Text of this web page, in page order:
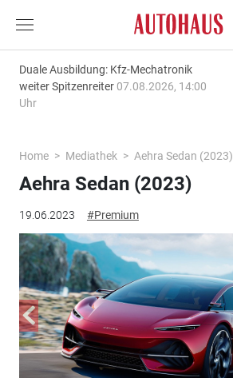
Duale Ausbildung: Kfz-Mechatronik
weiter Spitzenreiter 07.08.2026, 14:00
Uhr
Home Mediathek Aehra Sedan (2023)
19.06.2023 #Premium
Aehra Sedan (2023)